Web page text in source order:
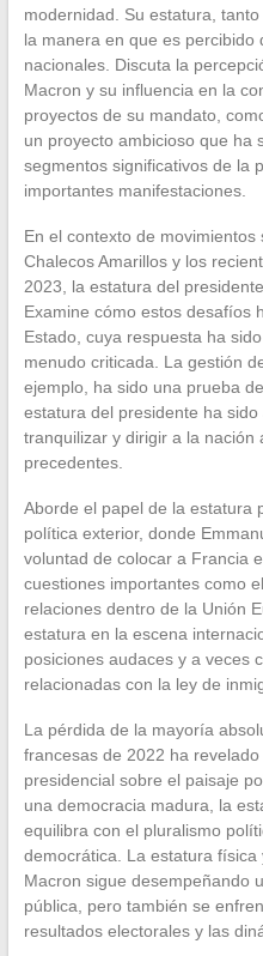
modernidad. Su estatura,
la manera en que es
nacionales. Discuta la
Macron y su influencia en la
proyectos de su mandato,
un proyecto ambicioso que ha
segmentos significativos de la
importantes manifestaciones.
En el contexto de
Chalecos Amarillos y los
2023, la estatura del
Examine cómo estos desafíos
Estado, cuya respuesta ha
menudo criticada. La gestión
ejemplo, ha sido una prueba
estatura del presidente ha
tranquilizar y dirigir a la nación
precedentes.
Aborde el papel de la estatura
política exterior, donde
voluntad de colocar a Francia
cuestiones importantes como
relaciones dentro de la Unión
estatura en la escena
posiciones audaces y a veces
relacionadas con la ley de
La pérdida de la mayoría
francesas de 2022 ha
presidencial sobre el paisaje
una democracia madura, la
equilibra con el pluralismo
democrática. La estatura
Macron sigue desempeñando
pública, pero también se
resultados electorales y las